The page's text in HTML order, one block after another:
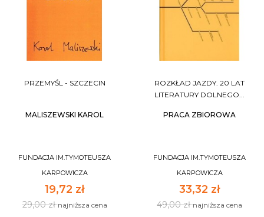
PRZEMYŚL - SZCZECIN
MALISZEWSKI KAROL
FUNDACJA IM.TYMOTEUSZA
KARPOWICZA
19,72 zł
29,00 złnajniższa cena
ROZKŁAD JAZDY. 20 LAT
LITERATURY DOLNEGO...
PRACA ZBIOROWA
FUNDACJA IM.TYMOTEUSZA
KARPOWICZA
33,32 zł
49,00 złnajniższa cena